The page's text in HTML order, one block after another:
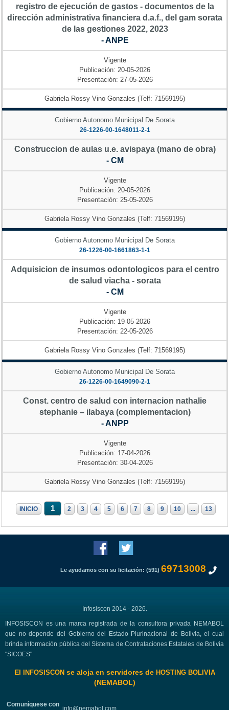
registro de ejecución de gastos - documentos de la
dirección administrativa financiera d.a.f., del gam sorata
de las gestiones 2022, 2023
- ANPE
Vigente
Publicación: 20-05-2026
Presentación: 27-05-2026
Gabriela Rossy Vino Gonzales (Telf: 71569195)
Gobierno Autonomo Municipal De Sorata
26-1226-00-1648011-2-1
Construccion de aulas u.e. avispaya (mano de obra)
- CM
Vigente
Publicación: 20-05-2026
Presentación: 25-05-2026
Gabriela Rossy Vino Gonzales (Telf: 71569195)
Gobierno Autonomo Municipal De Sorata
26-1226-00-1661863-1-1
Adquisicion de insumos odontologicos para el centro
de salud viacha - sorata
- CM
Vigente
Publicación: 19-05-2026
Presentación: 22-05-2026
Gabriela Rossy Vino Gonzales (Telf: 71569195)
Gobierno Autonomo Municipal De Sorata
26-1226-00-1649090-2-1
Const. centro de salud con internacion nathalie
stephanie – ilabaya (complementacion)
- ANPP
Vigente
Publicación: 17-04-2026
Presentación: 30-04-2026
Gabriela Rossy Vino Gonzales (Telf: 71569195)
INICIO 1 2 3 4 5 6 7 8 9 10 ... 13
Le ayudamos con su licitación: (591) 69713008
Infosiscon 2014 - 2026.
INFOSISCON es una marca registrada de la consultora privada NEMABOL
que no depende del Gobierno del Estado Plurinacional de Bolivia, el cual
brinda información pública del Sistema de Contrataciones Estatales de Bolivia
"SICOES"
El INFOSISCONse aloja en servidores de HOSTING BOLIVIA
(NEMABOL)
Comuníquese con
info@nemabol.com